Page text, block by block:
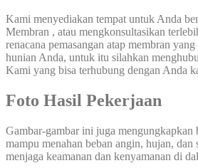
Kami menyediakan tempat untuk Anda
Membran , atau mengkonsultasikan
renacana pemasangan atap membran
hunian Anda, untuk itu silahkan
Kami yang bisa terhubung dengan Anda
Foto Hasil Pekerjaan
Gambar-gambar ini juga mengungkapkan
mampu menahan beban angin, hujan, dan
menjaga keamanan dan kenyamanan di